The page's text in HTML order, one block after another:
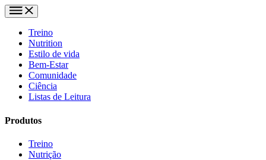
Treino
Nutrition
Estilo de vida
Bem-Estar
Comunidade
Ciência
Listas de Leitura
Produtos
Treino
Nutrição